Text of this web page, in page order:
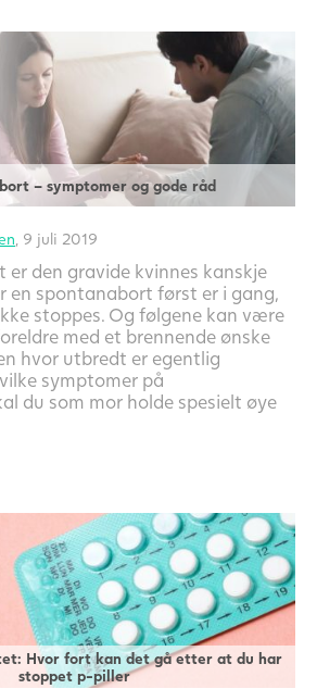
– symptomer og gode råd
, 9 juli 2019
er den gravide kvinnes kanskje
en spontanabort først er i gang,
stoppes. Og følgene kan være
med et brennende ønske
hvor utbredt er egentlig
symptomer på
du som mor holde spesielt øye
Hvor fort kan det gå etter at du har
stoppet p-piller